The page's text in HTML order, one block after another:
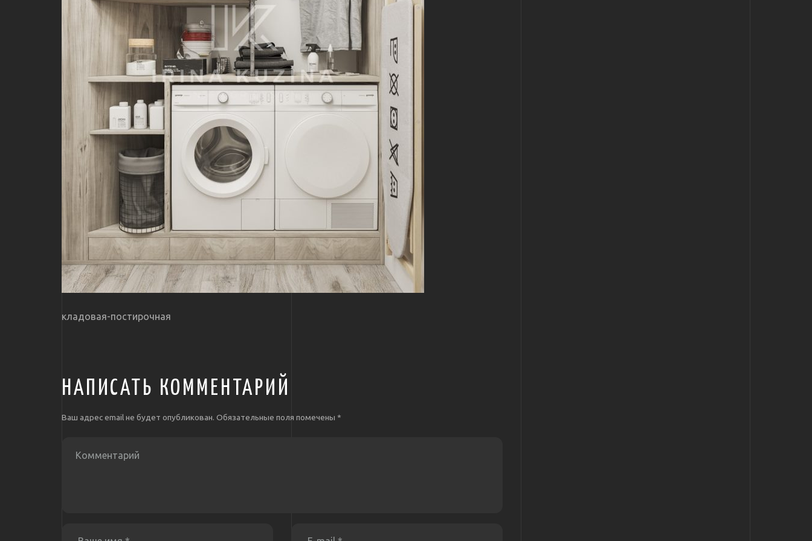
кладовая-постирочная
НАПИСАТЬ КОММЕНТАРИЙ
Ваш адрес email не будет опубликован. Обязательные поля помечены *